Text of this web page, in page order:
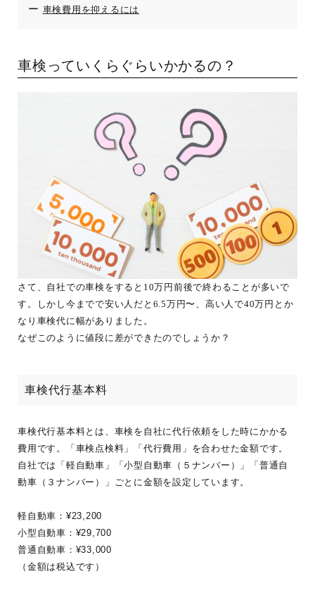
ー 車検費用を抑えるには
車検っていくらぐらいかかるの？
さて、自社での車検をすると10万円前後で終わることが多いで
す。しかし今までで安い人だと6.5万円〜、高い人で40万円とか
なり車検代に幅がありました。
なぜこのように値段に差ができたのでしょうか？
車検代行基本料
車検代行基本料とは、車検を自社に代行依頼をした時にかかる
費用です。「車検点検料」「代行費用」を合わせた金額です。
自社では「軽自動車」「小型自動車（５ナンバー）」「普通自
動車（３ナンバー）」ごとに金額を設定しています。
軽自動車：¥23,200
小型自動車：¥29,700
普通自動車：¥33,000
（金額は税込です）